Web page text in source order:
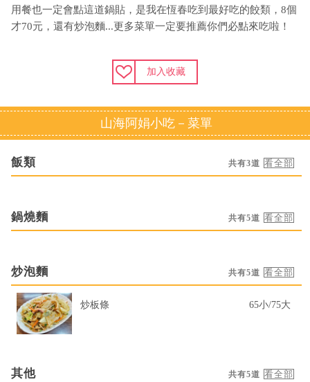
用餐也一定會點這道鍋貼，是我在恆春吃到最好吃的餃類，8個
才70元，還有炒泡麵...更多菜單一定要推薦你們必點來吃啦！
加入收藏
山海阿娟小吃－菜單
飯類 共有3道
鍋燒麵 共有5道
炒泡麵 共有5道
炒板條 65小/75大
其他 共有5道